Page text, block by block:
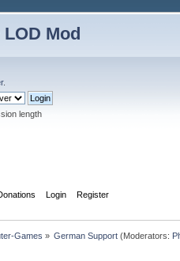
Mod
.
length
Login Register
Games » German Support(Moderators: